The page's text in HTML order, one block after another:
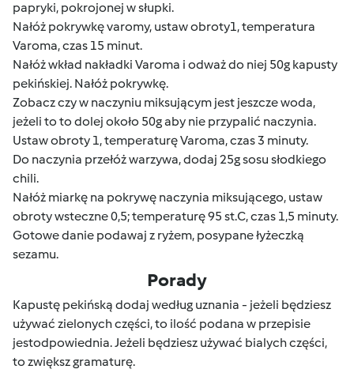
papryki, pokrojonej w słupki.
Nałóż pokrywkę varomy, ustaw obroty1, temperatura
Varoma, czas 15 minut.
Nałóż wkład nakładki Varoma i odważ do niej 50g kapusty
pekińskiej. Nałóż pokrywkę.
Zobacz czy w naczyniu miksującym jest jeszcze woda,
jeżeli to to dolej około 50g aby nie przypalić naczynia.
Ustaw obroty 1, temperaturę Varoma, czas 3 minuty.
Do naczynia przełóż warzywa, dodaj 25g sosu słodkiego
chili.
Nałóż miarkę na pokrywę naczynia miksującego, ustaw
obroty wsteczne 0,5; temperaturę 95 st.C, czas 1,5 minuty.
Gotowe danie podawaj z ryżem, posypane łyżeczką
sezamu.
Porady
Kapustę pekińską dodaj według uznania - jeżeli będziesz
używać zielonych części, to ilość podana w przepisie
jestodpowiednia. Jeżeli będziesz używać bialych części,
to zwiększ gramaturę.